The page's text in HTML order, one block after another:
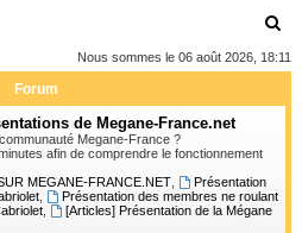
e
h
Nous sommes le 06 août 2026, 18:11
Forum
de Megane-France.net
Megane-France ?
afin de comprendre le fonctionnement
MEGANE-FRANCE.NET,
Présentation
Présentation des membres ne roulant
[Articles] Présentation de la Mégane